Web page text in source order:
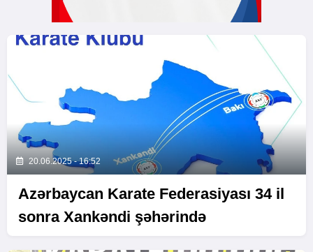
20.06.2025 - 16:52
Azərbaycan Karate Federasiyası 34 il
sonra Xankəndi şəhərində